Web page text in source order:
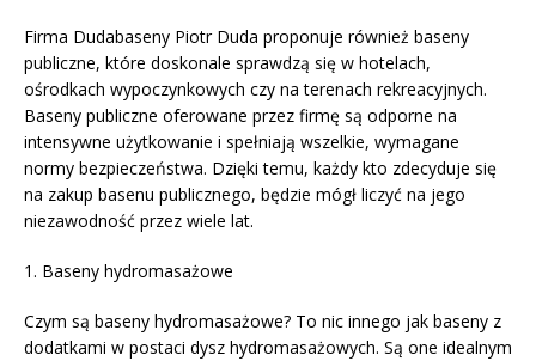
Firma Dudabaseny Piotr Duda proponuje również baseny
publiczne, które doskonale sprawdzą się w hotelach,
ośrodkach wypoczynkowych czy na terenach rekreacyjnych.
Baseny publiczne oferowane przez firmę są odporne na
intensywne użytkowanie i spełniają wszelkie, wymagane
normy bezpieczeństwa. Dzięki temu, każdy kto zdecyduje się
na zakup basenu publicznego, będzie mógł liczyć na jego
niezawodność przez wiele lat.
1. Baseny hydromasażowe
Czym są baseny hydromasażowe? To nic innego jak baseny z
dodatkami w postaci dysz hydromasażowych. Są one idealnym